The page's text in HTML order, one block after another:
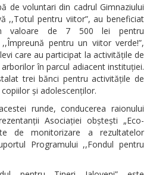
de voluntari din cadrul Gimnaziului
,,Totul pentru viitor”, au beneficiat
valoare de 7 500 lei pentru
pentru un viitor verde!”,
care au participat la activitățile de
în parcul adiacent instituției.
trei bănci pentru activitățile de
și adolescenților.
runde, conducerea raionului
Asociației obștești „Eco-
de monitorizare a rezultatelor
Programului ,,Fondul pentru